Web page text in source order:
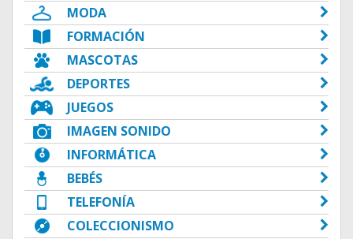
MODA
FORMACIÓN
MASCOTAS
DEPORTES
JUEGOS
IMAGEN SONIDO
INFORMÁTICA
BEBÉS
TELEFONÍA
COLECCIONISMO